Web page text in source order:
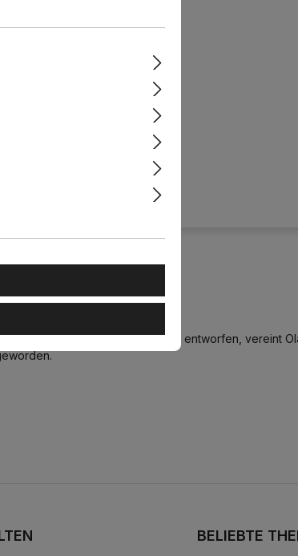
kreativen Atelier von Masiero entworfen, vereint
BELIEBTE